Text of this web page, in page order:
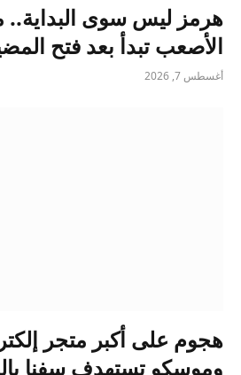
هرمز ليس سوى البداية..
الأصعب تبدأ بعد فتح
أغسطس 7, 2026
هجوم على أكبر متجر
وموسكو تستهدف سفنا